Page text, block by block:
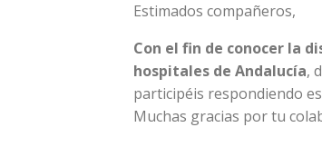
Estimados compañeros,
Con el fin de conocer la
hospitales de Andalucía,
participéis respondiendo
Muchas gracias por tu